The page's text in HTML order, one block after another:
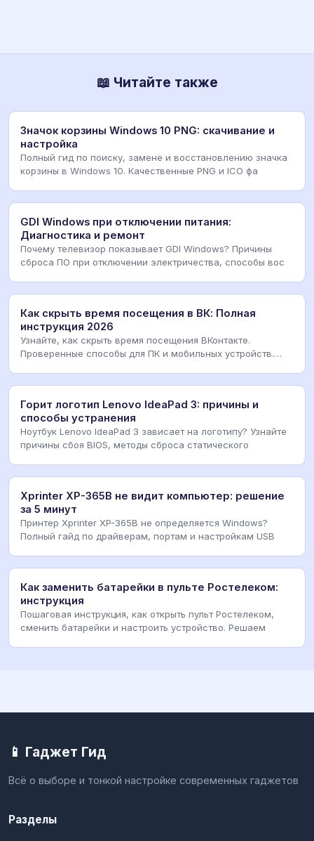
📖 Читайте также
Значок корзины Windows 10 PNG: скачивание и
настройка
Полный гид по поиску, замене и восстановлению значка
корзины в Windows 10. Качественные PNG и ICO фа
GDI Windows при отключении питания:
Диагностика и ремонт
Почему телевизор показывает GDI Windows? Причины
сброса ПО при отключении электричества, способы вос
Как скрыть время посещения в ВК: Полная
инструкция 2026
Узнайте, как скрыть время посещения ВКонтакте.
Проверенные способы для ПК и мобильных устройств.
Горит логотип Lenovo IdeaPad 3: причины и
способы устранения
Ноутбук Lenovo IdeaPad 3 зависает на логотипу? Узнайте
причины сбоя BIOS, методы сброса статического
Xprinter XP-365B не видит компьютер: решение
за 5 минут
Принтер Xprinter XP-365B не определяется Windows?
Полный гайд по драйверам, портам и настройкам USB
Как заменить батарейки в пульте Ростелеком:
инструкция
Пошаговая инструкция, как открыть пульт Ростелеком,
сменить батарейки и настроить устройство. Решаем
📱 Гаджет Гид
Всё о выборе и тонкой настройке современных гаджетов
Разделы